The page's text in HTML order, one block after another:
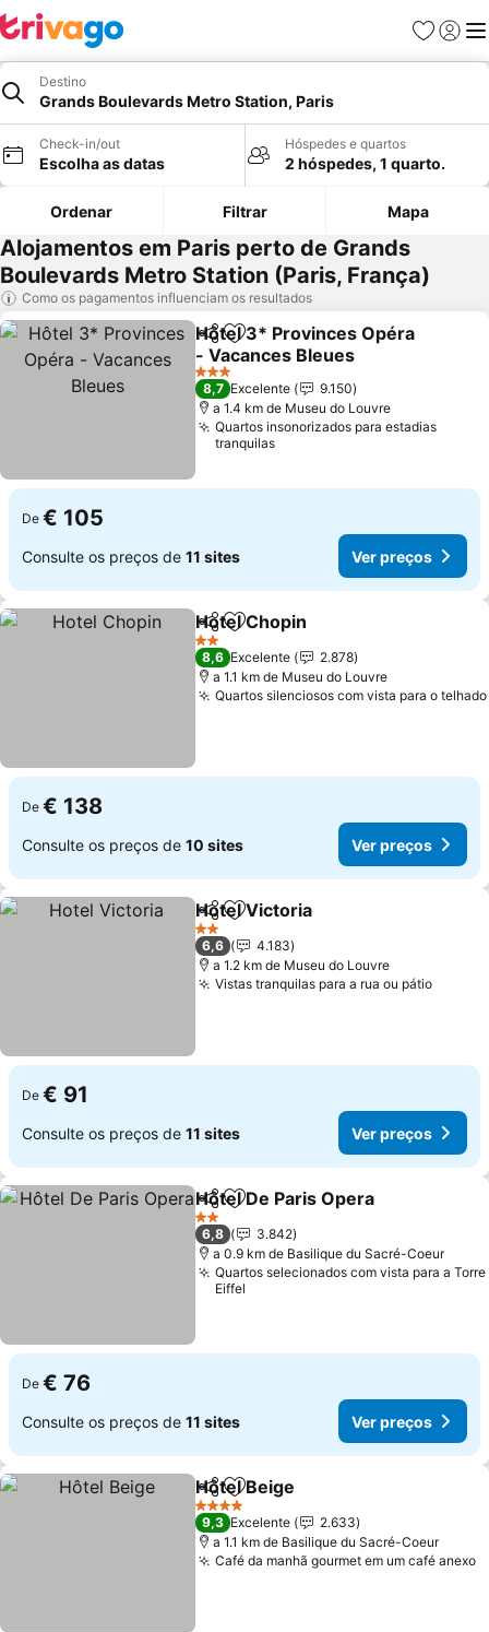
Favoritos
Iniciar
Destino
Grands Boulevards Metro Station, Paris
Check-in/out
Escolha as datas
Hóspedes e quartos
2 hóspedes, 1 quarto.
Ordenar Filtrar Mapa
Alojamentos em Paris perto de Grands
Boulevards Metro Station (Paris, França)
Como os pagamentos influenciam os resultados
PartilharAdicionar aos favoritos
Hôtel 3* Provinces Opéra
- Vacances Bleues
Ver preços
3 Estrelas
8,7 Excelente
9.150
a 1.4 km de Museu do Louvre
Quartos insonorizados para estadias
tranquilas
De € 105
Consulte os preços de 11 sites Ver preços
PartilharAdicionar aos favoritos
Hotel Chopin
2 Estrelas
8,6 Excelente
2.878
a 1.1 km de Museu do Louvre
Quartos silenciosos com vista para o telhado
De € 138
Consulte os preços de 10 sites Ver preços
PartilharAdicionar aos favoritos
Hotel Victoria
2 Estrelas
6,6
4.183
a 1.2 km de Museu do Louvre
Vistas tranquilas para a rua ou pátioVer
De € 91
Consulte os preços de 11 sites Ver preços
PartilharAdicionar aos favoritos
Hôtel De Paris Opera
2 Estrelas
6,8
3.842
a 0.9 km de Basilique du Sacré-Coeur
Quartos selecionados com vista para a Torre
Eiffel
De € 76
Consulte os preços de 11 sites Ver preços
PartilharAdicionar aos favoritos
Hôtel Beige
4 Estrelas
9,3 Excelente
2.633
a 1.1 km de Basilique du Sacré-Coeur
Café da manhã gourmet em um café anexo